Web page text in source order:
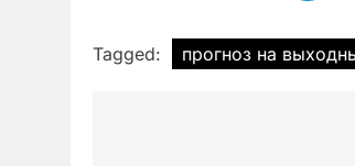
Tagged: прогноз на